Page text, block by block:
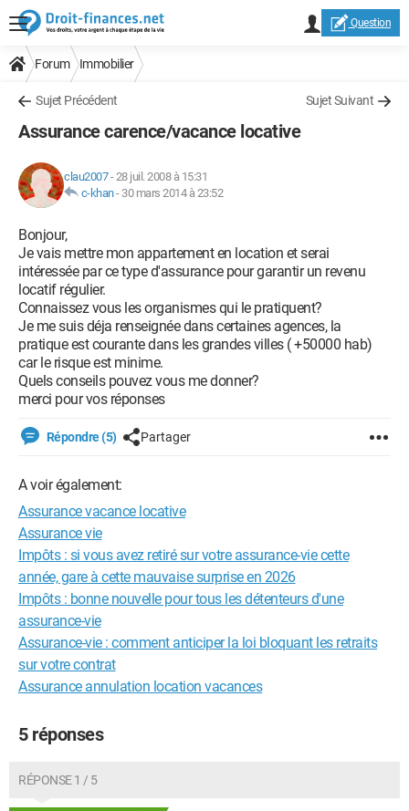
Question
Forum Immobilier
Sujet Précédent Sujet Suivant
Assurance carence/vacance locative
clau2007-28 juil. 2008 à 15:31
c-khan- 30 mars 2014 à 23:52
Bonjour,
Je vais mettre mon appartement en location et serai
intéressée par ce type d'assurance pour garantir un revenu
locatif régulier.
Connaissez vous les organismes qui le pratiquent?
Je me suis déja renseignée dans certaines agences, la
pratique est courante dans les grandes villes ( +50000 hab)
car le risque est minime.
Quels conseils pouvez vous me donner?
merci pour vos réponses
Répondre (5) Partager
A voir également:
Assurance vacance locative
Assurance vie
Impôts : si vous avez retiré sur votre assurance-vie cette
année, gare à cette mauvaise surprise en 2026
Impôts : bonne nouvelle pour tous les détenteurs d'une
assurance-vie
Assurance-vie : comment anticiper la loi bloquant les retraits
sur votre contrat
Assurance annulation location vacances
5 réponses
RÉPONSE 1 / 5